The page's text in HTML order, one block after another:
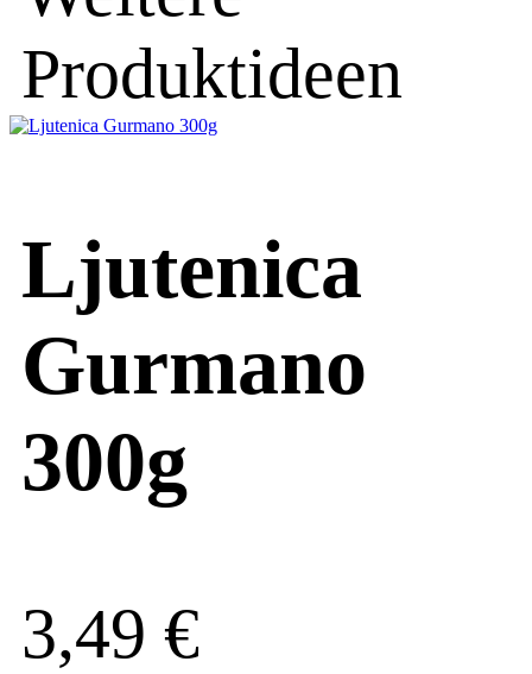
Produktideen
Ljutenica
Gurmano
300g
3,49 €